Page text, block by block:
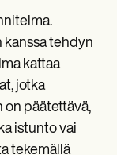
kanssa tehdyn
kattaa
jotka
on päätettävä,
istunto vai
tekemällä